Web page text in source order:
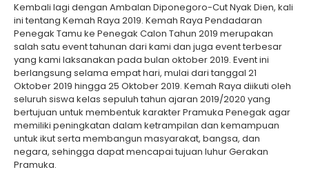
Kembali lagi dengan Ambalan Diponegoro-Cut Nyak Dien, kali
ini tentang Kemah Raya 2019. Kemah Raya Pendadaran
Penegak Tamu ke Penegak Calon Tahun 2019 merupakan
salah satu event tahunan dari kami dan juga event terbesar
yang kami laksanakan pada bulan oktober 2019. Event ini
berlangsung selama empat hari, mulai dari tanggal 21
Oktober 2019 hingga 25 Oktober 2019. Kemah Raya diikuti oleh
seluruh siswa kelas sepuluh tahun ajaran 2019/2020 yang
bertujuan untuk membentuk karakter Pramuka Penegak agar
memiliki peningkatan dalam ketrampilan dan kemampuan
untuk ikut serta membangun masyarakat, bangsa, dan
negara, sehingga dapat mencapai tujuan luhur Gerakan
Pramuka.